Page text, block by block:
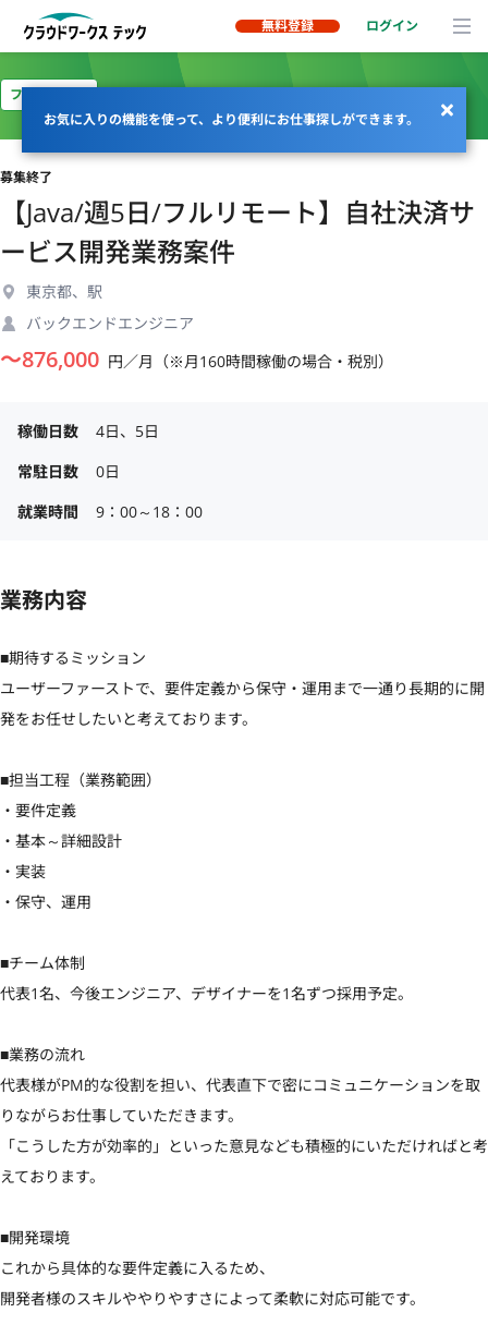
無料登録 ログイン
お気に入りの機能を使って、より便利にお仕事探しができます。
フルリモート
募集終了
【Java/週5日/フルリモート】自社決済サ
ービス開発業務案件
東京都、駅
バックエンドエンジニア
〜876,000 円／月（※月160時間稼働の場合・税別）
稼働日数
4日、5日
常駐日数
0日
就業時間
9：00～18：00
業務内容
■期待するミッション
ユーザーファーストで、要件定義から保守・運用まで一通り長期的に開
発をお任せしたいと考えております。
■担当工程（業務範囲）
・要件定義
・基本～詳細設計
・実装
・保守、運用
■チーム体制
代表1名、今後エンジニア、デザイナーを1名ずつ採用予定。
■業務の流れ
代表様がPM的な役割を担い、代表直下で密にコミュニケーションを取
りながらお仕事していただきます。
「こうした方が効率的」といった意見なども積極的にいただければと考
えております。
■開発環境
これから具体的な要件定義に入るため、
開発者様のスキルややりやすさによって柔軟に対応可能です。